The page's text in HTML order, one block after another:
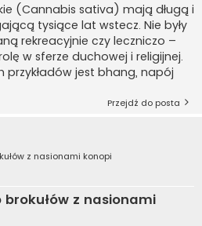
(Cannabis sativa) mają długą i
tysiące lat wstecz. Nie były
rekreacyjnie czy leczniczo –
w sferze duchowej i religijnej.
przykładów jest bhang, napój
Przejdź do posta
z nasionami konopi
z nasionami